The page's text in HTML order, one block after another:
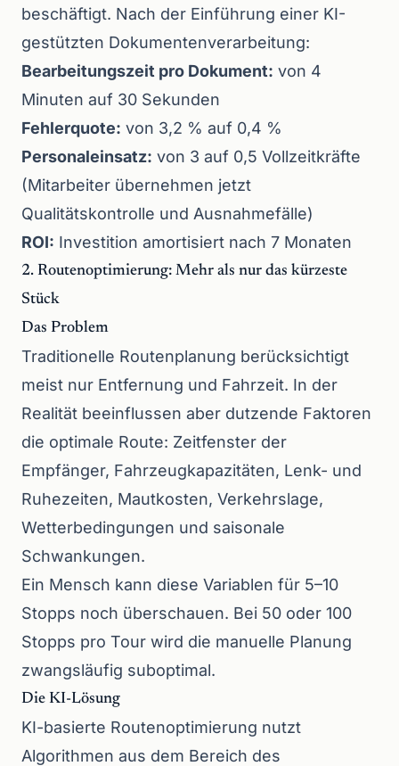
beschäftigt. Nach der Einführung einer KI-
gestützten Dokumentenverarbeitung:
Bearbeitungszeit pro Dokument: von 4
Minuten auf 30 Sekunden
Fehlerquote: von 3,2 % auf 0,4 %
Personaleinsatz: von 3 auf 0,5 Vollzeitkräfte
(Mitarbeiter übernehmen jetzt
Qualitätskontrolle und Ausnahmefälle)
ROI: Investition amortisiert nach 7 Monaten
2. Routenoptimierung: Mehr als nur das kürzeste
Stück
Das Problem
Traditionelle Routenplanung berücksichtigt
meist nur Entfernung und Fahrzeit. In der
Realität beeinflussen aber dutzende Faktoren
die optimale Route: Zeitfenster der
Empfänger, Fahrzeugkapazitäten, Lenk- und
Ruhezeiten, Mautkosten, Verkehrslage,
Wetterbedingungen und saisonale
Schwankungen.
Ein Mensch kann diese Variablen für 5–10
Stopps noch überschauen. Bei 50 oder 100
Stopps pro Tour wird die manuelle Planung
zwangsläufig suboptimal.
Die KI-Lösung
KI-basierte Routenoptimierung nutzt
Algorithmen aus dem Bereich des